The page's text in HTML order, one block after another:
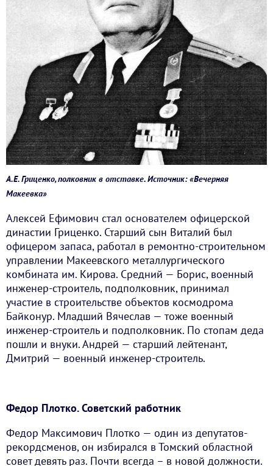
А.Е. Гриценко, полковник в отставке. Источник: «Вечерняя
Макеевка»
Алексей Ефимович стал основателем офицерской
династии Гриценко. Старший сын Виталий был
офицером запаса, работал в ремонтно-строительном
управлении Макеевского металлургического
комбината им. Кирова. Средний — Борис, военный
инженер-строитель, подполковник, принимал
участие в строительстве объектов космодрома
Байконур. Младший Вячеслав — тоже военный
инженер-строитель и подполковник. По стопам деда
пошли и внуки. Андрей — старший лейтенант,
Дмитрий — военный инженер-строитель.
Федор Плотко. Советский работник
Федор Максимович Плотко — один из депутатов-
рекордсменов, он избирался в Томский областной
совет девять раз. Почти всегда – в новой должности.